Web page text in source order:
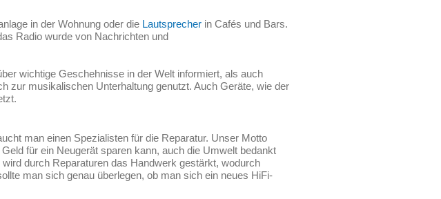
in der Wohnung oder die Lautsprecher in Cafés und Bars.
Radio wurde von Nachrichten und
wichtige Geschehnisse in der Welt informiert, als auch
zur musikalischen Unterhaltung genutzt. Auch Geräte, wie der
man einen Spezialisten für die Reparatur. Unser Motto
für ein Neugerät sparen kann, auch die Umwelt bedankt
durch Reparaturen das Handwerk gestärkt, wodurch
man sich genau überlegen, ob man sich ein neues HiFi-